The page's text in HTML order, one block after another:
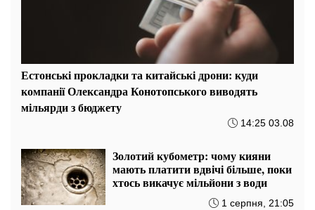
Естонські прокладки та китайські дрони: куди
компанії Олександра Конотопського виводять
мільярди з бюджету
14:25 03.08
Золотий кубометр: чому кияни
мають платити вдвічі більше, поки
хтось викачує мільйони з води
1 серпня, 21:05